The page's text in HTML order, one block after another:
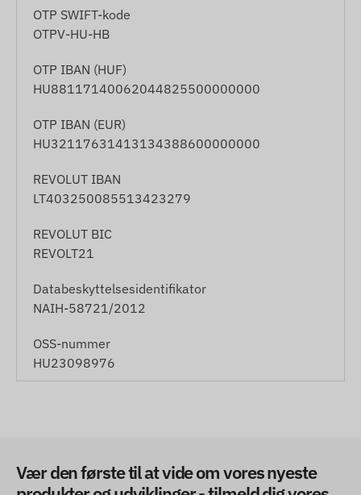
OTP SWIFT-kode
OTPV-HU-HB
OTP IBAN (HUF)
HU88117140062044825500000000
OTP IBAN (EUR)
HU32117631413134388600000000
REVOLUT IBAN
LT403250085513423279
REVOLUT BIC
REVOLT21
Databeskyttelsesidentifikator
NAIH-58721/2012
OSS-nummer
HU23098976
Vær den første til at vide om vores nyeste